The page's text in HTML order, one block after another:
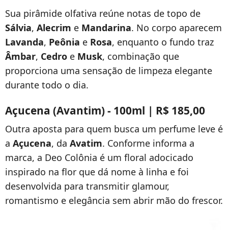
Sua pirâmide olfativa reúne notas de topo de
Sálvia, Alecrim e Mandarina. No corpo aparecem
Lavanda, Peônia e Rosa, enquanto o fundo traz
Âmbar, Cedro e Musk, combinação que
proporciona uma sensação de limpeza elegante
durante todo o dia.
Açucena (Avantim) - 100ml | R$ 185,00
Outra aposta para quem busca um perfume leve é
a Açucena, da Avatim. Conforme informa a
marca, a Deo Colônia é um floral adocicado
inspirado na flor que dá nome à linha e foi
desenvolvida para transmitir glamour,
romantismo e elegância sem abrir mão do frescor.